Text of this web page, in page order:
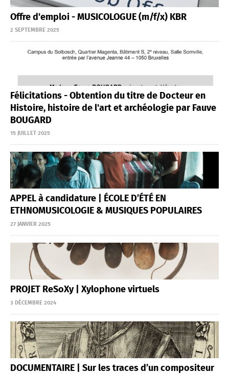
Offre d'emploi - MUSICOLOGUE (m/f/x) KBR
2 SEPTEMBRE 2025
Félicitations - Obtention du titre de Docteur en
Histoire, histoire de l'art et archéologie par Fauve
BOUGARD
15 JUILLET 2025
APPEL à candidature | ÉCOLE D’ÉTÉ EN
ETHNOMUSICOLOGIE & MUSIQUES POPULAIRES
27 JANVIER 2025
PROJET ReSoXy | Xylophone virtuels
3 DÉCEMBRE 2024
DOCUMENTAIRE | Sur les traces d’un compositeur